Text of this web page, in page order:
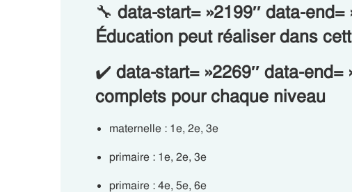
🔧 data-start= »2199″ data-
Éducation peut réaliser dans
✔️ data-start= »2269″ data-
complets pour chaque niveau
maternelle : 1e, 2e, 3e
primaire : 1e, 2e, 3e
primaire : 4e, 5e, 6e